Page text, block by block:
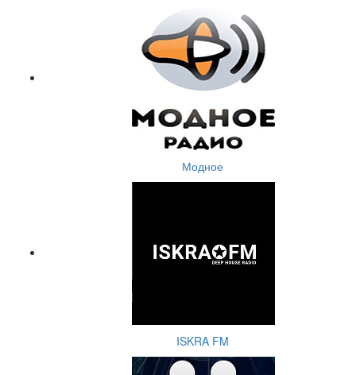
Модное
ISKRA FM